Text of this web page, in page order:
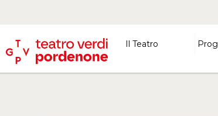
Il Teatro